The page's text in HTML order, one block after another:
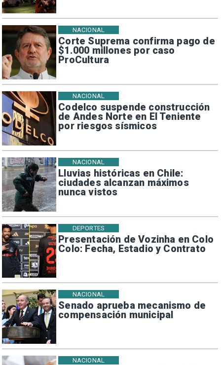
Corte Suprema confirma pago de
$1.000 millones por caso
ProCultura
NACIONAL
Codelco suspende construcción
de Andes Norte en El Teniente
por riesgos sísmicos
NACIONAL
Lluvias históricas en Chile:
ciudades alcanzan máximos
nunca vistos
NACIONAL
Presentación de Vozinha en Colo
Colo: Fecha, Estadio y Contrato
DEPORTES
Senado aprueba mecanismo de
compensación municipal
NACIONAL
NACIONAL